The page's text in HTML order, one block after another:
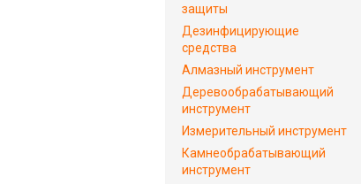
защиты
Дезинфицирующие
средства
Алмазный инструмент
Деревообрабатывающий
инструмент
Измерительный инструмент
Камнеобрабатывающий
инструмент